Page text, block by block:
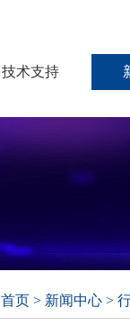
技术支持
首页 > 新闻中心 >